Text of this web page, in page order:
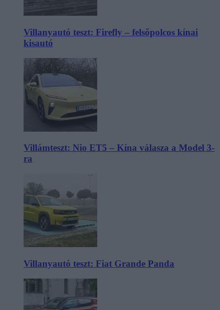
Villanyautó teszt: Firefly – felsőpolcos kínai
kisautó
Villámteszt: Nio ET5 – Kína válasza a Model 3-
ra
Villanyautó teszt: Fiat Grande Panda